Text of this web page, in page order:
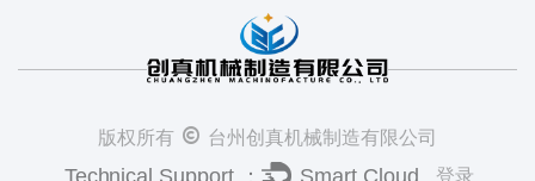
版权所有 © 台州创真机械制造有限公司
登录